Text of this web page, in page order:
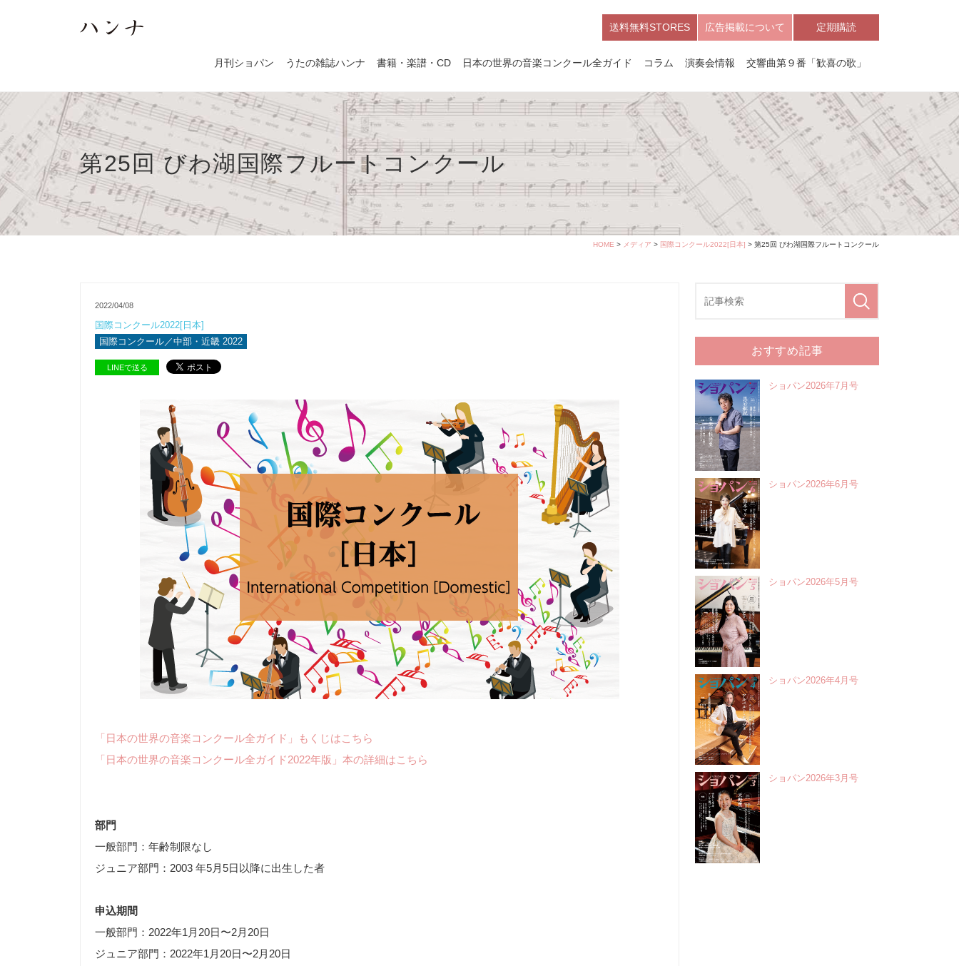
送料無料STORES 広告掲載について 定期購読
月刊ショパン うたの雑誌ハンナ 書籍・楽譜・CD 日本の世界の音楽コンクール全ガイド コラム 演奏会情報 交響曲第９番「歓喜の歌」
第25回 びわ湖国際フルートコンクール
HOME > メディア > 国際コンクール2022[日本] > 第25回 びわ湖国際フルートコンクール
2022/04/08
国際コンクール2022[日本]
国際コンクール／中部・近畿 2022
LINEで送る
「日本の世界の音楽コンクール全ガイド」もくじはこちら
「日本の世界の音楽コンクール全ガイド2022年版」本の詳細はこちら
部門
一般部門：年齢制限なし
ジュニア部門：2003 年5月5日以降に出生した者
申込期間
一般部門：2022年1月20日〜2月20日
ジュニア部門：2022年1月20日〜2月20日
おすすめ記事
ショパン2026年7月号
ショパン2026年6月号
ショパン2026年5月号
ショパン2026年4月号
ショパン2026年3月号